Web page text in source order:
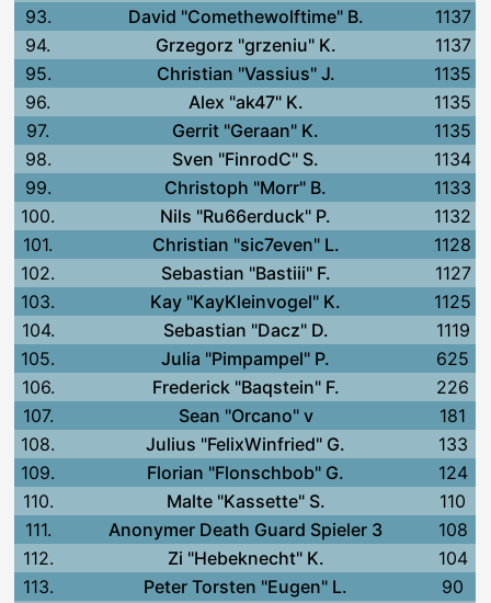
93.
David "Comethewolftime" B.
1137
94.
Grzegorz "grzeniu" K.
1137
95.
Christian "Vassius" J.
1135
96.
Alex "ak47" K.
1135
97.
Gerrit "Geraan" K.
1135
98.
Sven "FinrodC" S.
1134
99.
Christoph "Morr" B.
1133
100.
Nils "Ru66erduck" P.
1132
101.
Christian "sic7even" L.
1128
102.
Sebastian "Bastiii" F.
1127
103.
Kay "KayKleinvogel" K.
1125
104.
Sebastian "Dacz" D.
1119
105.
Julia "Pimpampel" P.
625
106.
Frederick "Baqstein" F.
226
107.
Sean "Orcano" v
181
108.
Julius "FelixWinfried" G.
133
109.
Florian "Flonschbob" G.
124
110.
Malte "Kassette" S.
110
111.
Anonymer Death Guard Spieler 3
108
112.
Zi "Hebeknecht" K.
104
113.
Peter Torsten "Eugen" L.
90